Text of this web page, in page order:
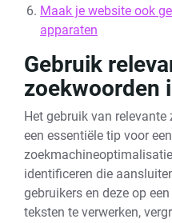
Maak je website ook
apparaten
Gebruik
zoekwoorden
Het gebruik van
een essentiële tip voor
identificeren die
gebruikers en deze op
teksten te verwerken,